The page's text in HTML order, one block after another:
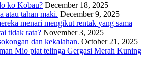
ko Kobau? December 18, 2025
atau tahan maki. December 9, 2025
menari mengikut rentak yang sama
tidak rata? November 3, 2025
dan kekalahan. October 21, 2025
Mio piat telinga Gergasi Merah Kuning